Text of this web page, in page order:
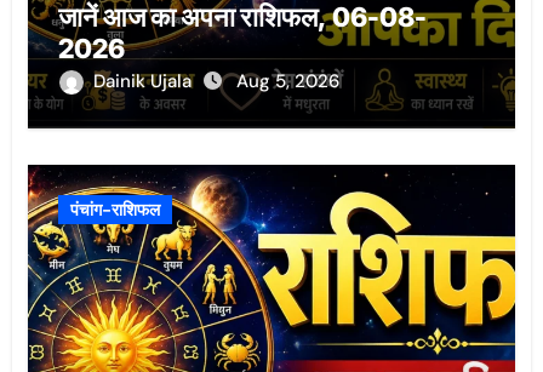
जानें आज का अपना राशिफल, 06-08-
2026
Dainik Ujala Aug 5, 2026
पंचांग-राशिफल